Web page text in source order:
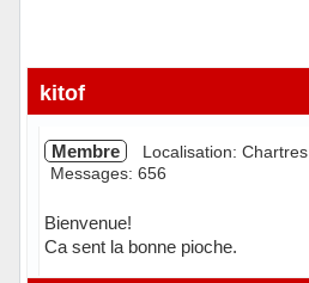
kitof
Membre Localisation: Chartres
Messages: 656
Bienvenue!
Ca sent la bonne pioche.